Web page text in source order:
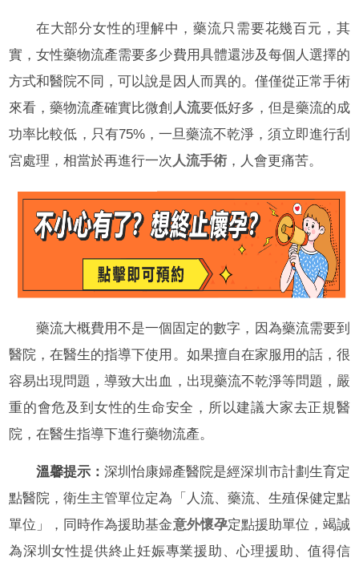
在大部分女性的理解中，藥流只需要花幾百元，其
實，女性藥物流產需要多少費用具體還涉及每個人選擇的
方式和醫院不同，可以說是因人而異的。僅僅從正常手術
來看，藥物流產確實比微創 人流要低好多，但是藥流的成
功率比較低，只有75%，一旦藥流不乾淨，須立即進行刮
宮處理，相當於再進行一次人流手術 ，人會更痛苦。
藥流大概費用不是一個固定的數字，因為藥流需要到
醫院，在醫生的指導下使用。如果擅自在家服用的話，很
容易出現問題，導致大出血，出現藥流不乾淨等問題，嚴
重的會危及到女性的生命安全，所以建議大家去正規醫
院，在醫生指導下進行藥物流產。
溫馨提示：深圳怡康婦產醫院是經深圳市計劃生育定
點醫院，衛生主管單位定為「人流、藥流、生殖保健定點
單位」，同時作為援助基金意外懷孕定點援助單位，竭誠
為深圳女性提供終止妊娠專業援助、心理援助、值得信